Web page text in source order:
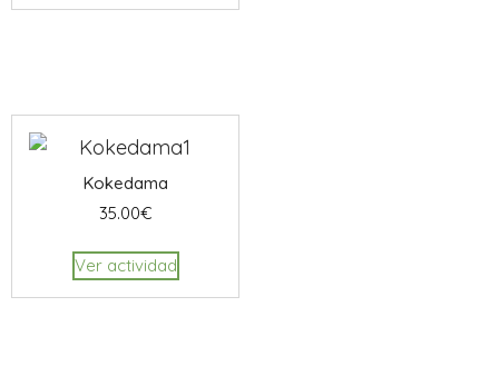
Kokedama
35.00€
Ver actividad